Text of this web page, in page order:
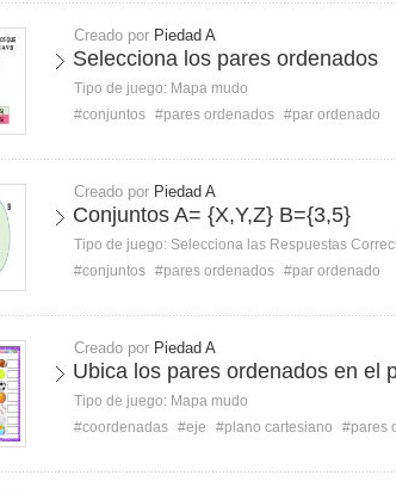
Creado por Piedad A
Selecciona los pares ordenados
Tipo de juego: Mapa mudo
#conjuntos #pares ordenados #par ordenado
Creado por Piedad A
Conjuntos A= {X,Y,Z} B={3,5}
Tipo de juego: Selecciona las Respuestas
#conjuntos #pares ordenados #par ordenado
Creado por Piedad A
Ubica los pares ordenados en el
Tipo de juego: Mapa mudo
#coordenadas #eje #plano cartesiano #pares